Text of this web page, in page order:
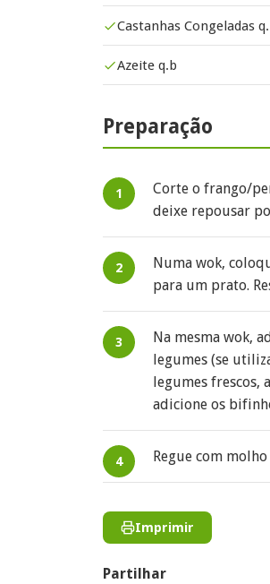
Castanhas Congeladas
Azeite q.b
Preparação
Corte o frango/
deixe repousar
Numa wok,
para um prato.
Na mesma wok,
legumes (se
legumes frescos,
adicione os
Regue com
Imprimir
Partilhar